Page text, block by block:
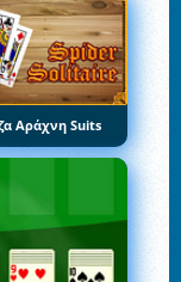
Αράχνη Suits